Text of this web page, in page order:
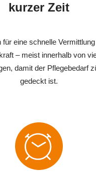
kurzer Zeit
für eine schnelle
– meist innerhalb von
damit der Pflegebedarf
gedeckt ist.